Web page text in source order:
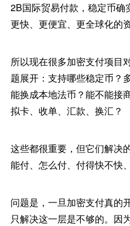
2B国际贸易付款，稳定币
更快、更便宜、更全球化的
所以现在很多加密支付项目
题展开：支持哪些稳定币？
能换成本地法币？能不能接
拟卡、收单、汇款、换汇？
这些都很重要，但它们解决
能付、怎么付、付得快不快
问题是，一旦加密支付真的
只解决这一层是不够的。因